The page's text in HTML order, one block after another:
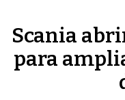
Scania
para